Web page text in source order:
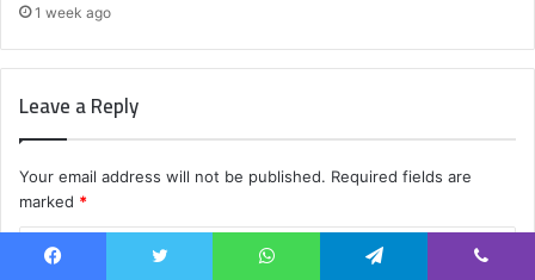
1 week ago
Leave a Reply
Your email address will not be published. Required fields are
marked *